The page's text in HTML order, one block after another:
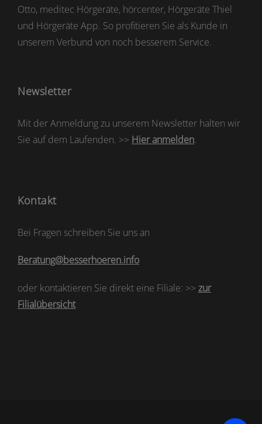
Otto, meditec Hörgeräte, hörcenter, Hörgeräte Thiel
und Hörgeräte App. So profitieren Sie als Kunde in
unserem Verbund von noch besserem Service.
Newsletter
Mit der Anmeldung zu unserem Newsletter halten wir
Sie auf dem Laufenden. >> Hier anmelden.
Kontakt
Bei Fragen schreiben Sie uns an
Beratung@besserhoeren.info
oder kontaktieren Sie direkt eine Filiale: >> zur
Filialübersicht